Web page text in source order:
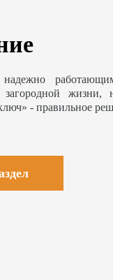
загородной жизни,
- правильное